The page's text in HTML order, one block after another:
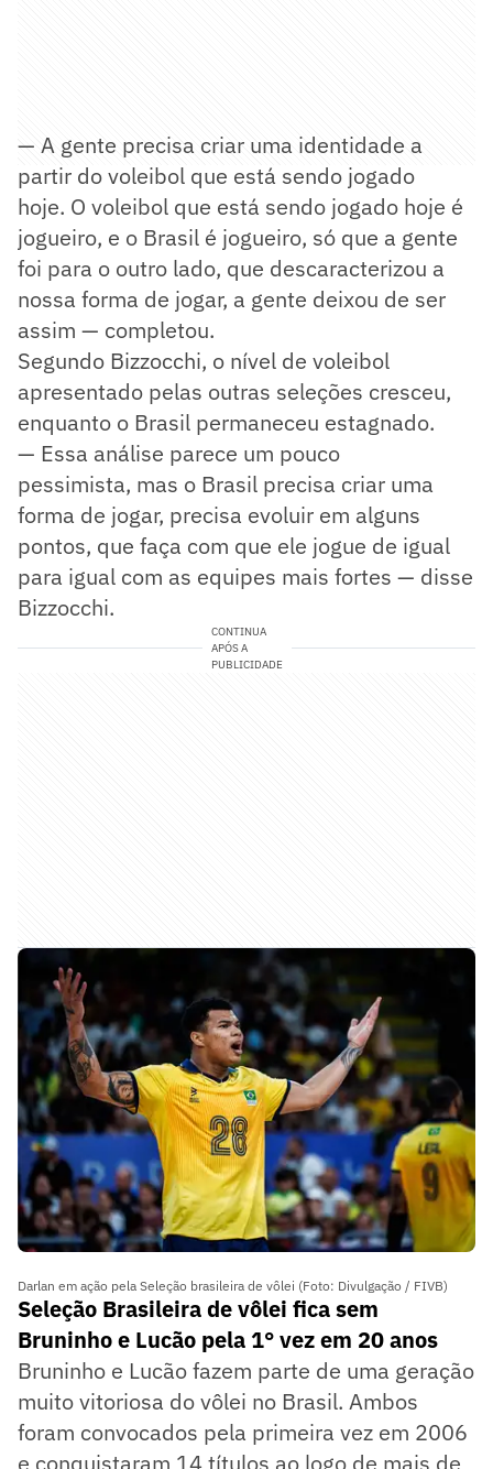
— A gente precisa criar uma identidade a
partir do voleibol que está sendo jogado
hoje. O voleibol que está sendo jogado hoje é
jogueiro, e o Brasil é jogueiro, só que a gente
foi para o outro lado, que descaracterizou a
nossa forma de jogar, a gente deixou de ser
assim — completou.
Segundo Bizzocchi, o nível de voleibol
apresentado pelas outras seleções cresceu,
enquanto o Brasil permaneceu estagnado.
— Essa análise parece um pouco
pessimista, mas o Brasil precisa criar uma
forma de jogar, precisa evoluir em alguns
pontos, que faça com que ele jogue de igual
para igual com as equipes mais fortes — disse
Bizzocchi.
CONTINUA
APÓS A
PUBLICIDADE
Darlan em ação pela Seleção brasileira de vôlei (Foto: Divulgação / FIVB)
Seleção Brasileira de vôlei fica sem
Bruninho e Lucão pela 1° vez em 20 anos
Bruninho e Lucão fazem parte de uma geração
muito vitoriosa do vôlei no Brasil. Ambos
foram convocados pela primeira vez em 2006